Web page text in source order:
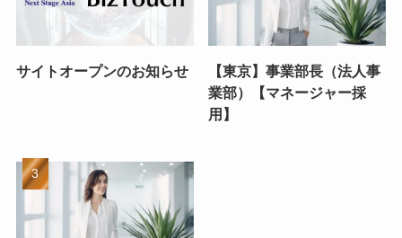
サイトオープンのお知らせ
【東京】事業部長（法人事
業部）【マネージャー採
用】